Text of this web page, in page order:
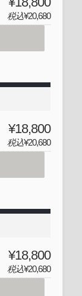
税込¥20,680
¥18,800
税込¥20,680
¥18,800
税込¥20,680